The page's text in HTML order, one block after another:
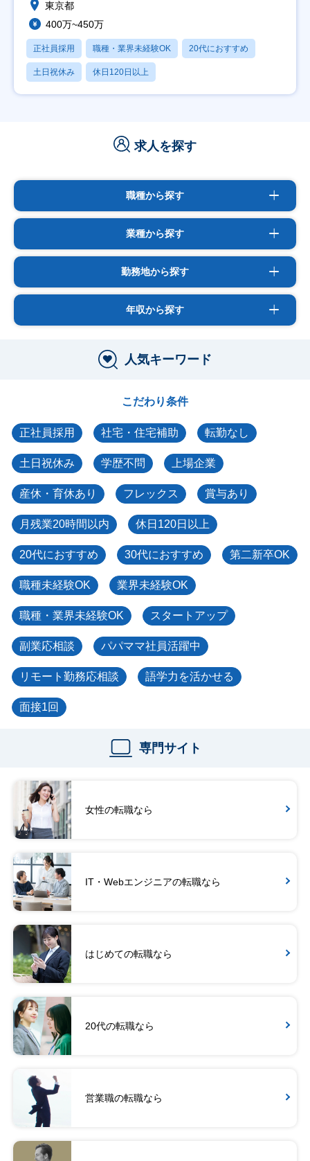
東京都
400万~450万
正社員採用 職種・業界未経験OK 20代におすすめ
土日祝休み 休日120日以上
求人を探す
職種から探す
業種から探す
勤務地から探す
年収から探す
人気キーワード
こだわり条件
正社員採用 社宅・住宅補助 転勤なし
土日祝休み 学歴不問 上場企業
産休・育休あり フレックス 賞与あり
月残業20時間以内 休日120日以上
20代におすすめ 30代におすすめ 第二新卒OK
職種未経験OK 業界未経験OK
職種・業界未経験OK スタートアップ
副業応相談 パパママ社員活躍中
リモート勤務応相談 語学力を活かせる
面接1回
専門サイト
女性の転職なら
IT・Webエンジニアの転職なら
はじめての転職なら
20代の転職なら
営業職の転職なら